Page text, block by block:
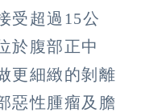
受超過15公
於腹部正中
更細緻的剝離
惡性腫瘤及膽